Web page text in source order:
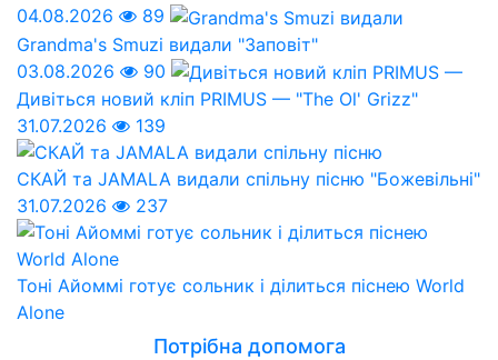
04.08.2026
89
Grandma's Smuzi видали "Заповіт"
03.08.2026
90
Дивіться новий кліп PRIMUS — "The Ol' Grizz"
31.07.2026
139
СКАЙ та JAMALA видали спільну пісню "Божевільні"
31.07.2026
237
Тоні Айоммі готує сольник і ділиться піснею World
Alone
Потрібна допомога